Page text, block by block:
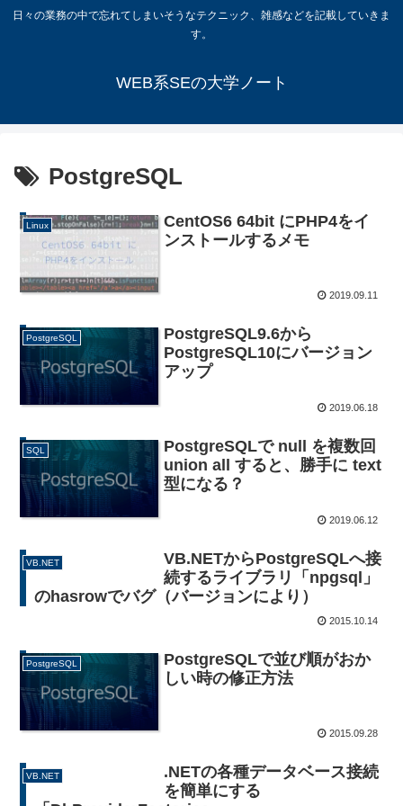
日々の業務の中で忘れてしまいそうなテクニック、雑感などを記載していきま
す。
WEB系SEの大学ノート
PostgreSQL
Linux
CentOS6 64bit にPHP4をイ
ンストールするメモ
2019.09.11
PostgreSQL
PostgreSQL9.6から
PostgreSQL10にバージョン
アップ
2019.06.18
SQL
PostgreSQLで null を複数回
union all すると、勝手に text
型になる？
2019.06.12
VB.NET
VB.NETからPostgreSQLへ接
続するライブラリ「npgsql」
のhasrowでバグ（バージョンにより）
2015.10.14
PostgreSQL
PostgreSQLで並び順がおか
しい時の修正方法
2015.09.28
VB.NET
.NETの各種データベース接続
を簡単にする